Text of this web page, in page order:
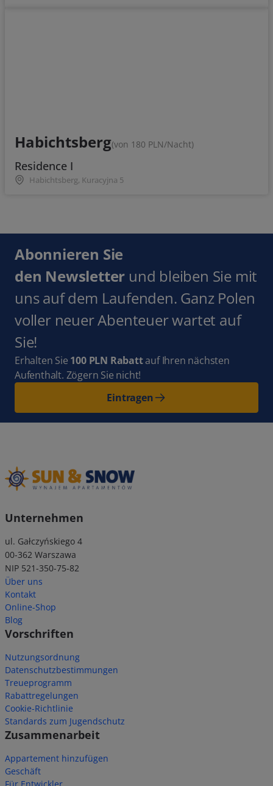
Habichtsberg(von 180 PLN/Nacht)
Residence I
Habichtsberg, Kuracyjna 5
Abonnieren Sie
den Newsletter und bleiben Sie mit
uns auf dem Laufenden. Ganz Polen
voller neuer Abenteuer wartet auf
Sie!
Erhalten Sie 100 PLN Rabattauf Ihren nächsten
Aufenthalt. Zögern Sie nicht!
Eintragen
Unternehmen
ul. Gałczyńskiego 4
00-362 Warszawa
NIP 521-350-75-82
Über uns
Kontakt
Online-Shop
Blog
Vorschriften
Nutzungsordnung
Datenschutzbestimmungen
Treueprogramm
Rabattregelungen
Cookie-Richtlinie
Standards zum Jugendschutz
Zusammenarbeit
Appartement hinzufügen
Geschäft